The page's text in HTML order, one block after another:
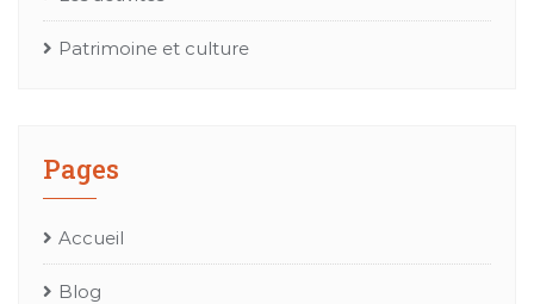
Patrimoine et culture
Pages
Accueil
Blog